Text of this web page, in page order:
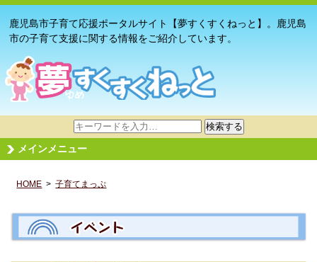
鹿児島市子育て応援ポータルサイト【夢すくすくねっと】。鹿児島
市の子育て支援に関する情報をご紹介しています。
サ
イ
ト
検
検索する
メインメニュー
HOME >子育てまっぷ